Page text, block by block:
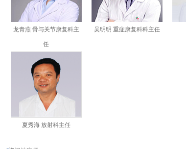
龙青燕 骨与关节康复科主
任
吴明明 重症康复科科主任
夏秀海 放射科主任